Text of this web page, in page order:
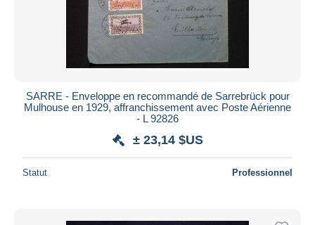
SARRE - Enveloppe en recommandé de Sarrebrück pour
Mulhouse en 1929, affranchissement avec Poste Aérienne
- L 92826
± 23,14 $US
Statut Professionnel